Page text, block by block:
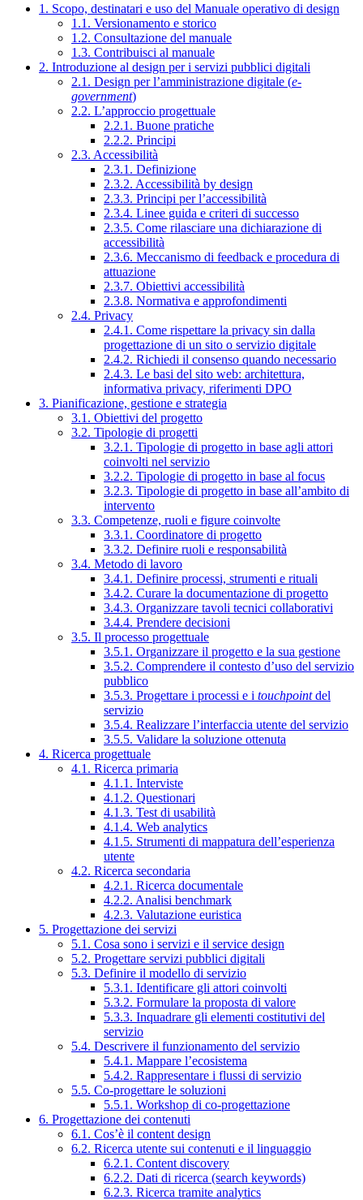
1. Scopo, destinatari e uso del Manuale operativo di design
1.1. Versionamento e storico
1.2. Consultazione del manuale
1.3. Contribuisci al manuale
2. Introduzione al design per i servizi pubblici digitali
2.1. Design per l’amministrazione digitale (e-
government)
2.2. L’approccio progettuale
2.2.1. Buone pratiche
2.2.2. Principi
2.3. Accessibilità
2.3.1. Definizione
2.3.2. Accessibilità by design
2.3.3. Principi per l’accessibilità
2.3.4. Linee guida e criteri di successo
2.3.5. Come rilasciare una dichiarazione di
accessibilità
2.3.6. Meccanismo di feedback e procedura di
attuazione
2.3.7. Obiettivi accessibilità
2.3.8. Normativa e approfondimenti
2.4. Privacy
2.4.1. Come rispettare la privacy sin dalla
progettazione di un sito o servizio digitale
2.4.2. Richiedi il consenso quando necessario
2.4.3. Le basi del sito web: architettura,
informativa privacy, riferimenti DPO
3. Pianificazione, gestione e strategia
3.1. Obiettivi del progetto
3.2. Tipologie di progetti
3.2.1. Tipologie di progetto in base agli attori
coinvolti nel servizio
3.2.2. Tipologie di progetto in base al focus
3.2.3. Tipologie di progetto in base all’ambito di
intervento
3.3. Competenze, ruoli e figure coinvolte
3.3.1. Coordinatore di progetto
3.3.2. Definire ruoli e responsabilità
3.4. Metodo di lavoro
3.4.1. Definire processi, strumenti e rituali
3.4.2. Curare la documentazione di progetto
3.4.3. Organizzare tavoli tecnici collaborativi
3.4.4. Prendere decisioni
3.5. Il processo progettuale
3.5.1. Organizzare il progetto e la sua gestione
3.5.2. Comprendere il contesto d’uso del servizio
pubblico
3.5.3. Progettare i processi e i touchpointdel
servizio
3.5.4. Realizzare l’interfaccia utente del servizio
3.5.5. Validare la soluzione ottenuta
4. Ricerca progettuale
4.1. Ricerca primaria
4.1.1. Interviste
4.1.2. Questionari
4.1.3. Test di usabilità
4.1.4. Web analytics
4.1.5. Strumenti di mappatura dell’esperienza
utente
4.2. Ricerca secondaria
4.2.1. Ricerca documentale
4.2.2. Analisi benchmark
4.2.3. Valutazione euristica
5. Progettazione dei servizi
5.1. Cosa sono i servizi e il service design
5.2. Progettare servizi pubblici digitali
5.3. Definire il modello di servizio
5.3.1. Identificare gli attori coinvolti
5.3.2. Formulare la proposta di valore
5.3.3. Inquadrare gli elementi costitutivi del
servizio
5.4. Descrivere il funzionamento del servizio
5.4.1. Mappare l’ecosistema
5.4.2. Rappresentare i flussi di servizio
5.5. Co-progettare le soluzioni
5.5.1. Workshop di co-progettazione
6. Progettazione dei contenuti
6.1. Cos’è il content design
6.2. Ricerca utente sui contenuti e il linguaggio
6.2.1. Content discovery
6.2.2. Dati di ricerca (search keywords)
6.2.3. Ricerca tramite analytics